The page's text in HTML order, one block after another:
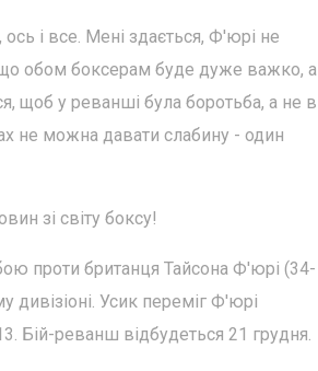
і все. Мені здається, Ф'юрі не
що обом боксерам буде дуже важко, а
щоб у реванші була боротьба, а не в
не можна давати слабину - один
зі світу боксу!
проти британця Тайсона Ф'юрі (34-
Усик переміг Ф'юрі
Бій-реванш відбудеться 21 грудня.